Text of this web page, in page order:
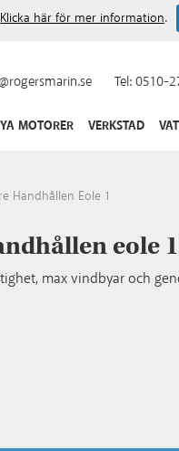
Tel:0510-
MOTORER VERKSTAD
Handhållen Eole 1
eole 1
max vindbyar och
Klicka här för mer information.